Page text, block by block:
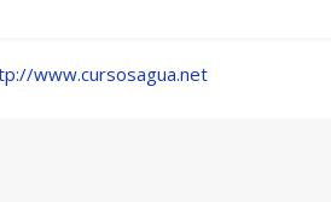
gráfico del programa y los
básica de elementos I
www.cursosagua.net